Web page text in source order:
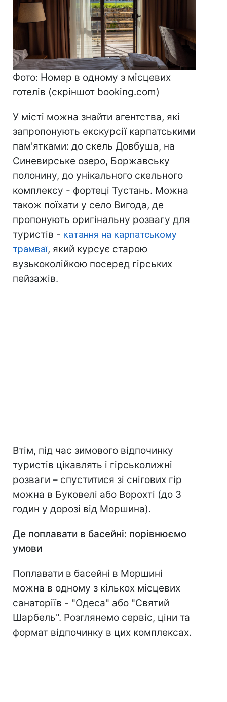
Фото: Номер в одному з місцевих
готелів (скріншот booking.com)
У місті можна знайти агентства, які
запропонують екскурсії карпатськими
пам'ятками: до скель Довбуша, на
Синевирське озеро, Боржавську
полонину, до унікального скельного
комплексу - фортеці Тустань. Можна
також поїхати у село Вигода, де
пропонують оригінальну розвагу для
туристів - катання на карпатському
трамваї, який курсує старою
вузькоколійкою посеред гірських
пейзажів.
Втім, під час зимового відпочинку
туристів цікавлять і гірськолижні
розваги – спуститися зі снігових гір
можна в Буковелі або Ворохті (до 3
годин у дорозі від Моршина).
Де поплавати в басейні: порівнюємо
умови
Поплавати в басейні в Моршині
можна в одному з кількох місцевих
санаторіїв - "Одеса" або "Святий
Шарбель". Розглянемо сервіс, ціни та
формат відпочинку в цих комплексах.